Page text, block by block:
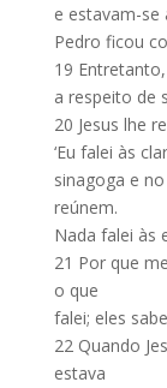
e estavam-se
Pedro ficou
19
a respeito de
20 Jesus lhe
‘Eu falei às
sinagoga e
reúnem.
Nada falei às
21 Por que
o que
falei; eles
22 Quando
estava